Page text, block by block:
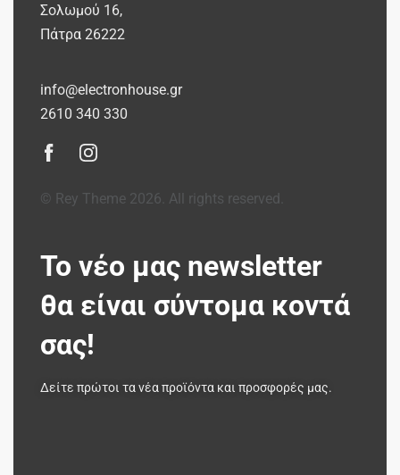
Σολωμού 16,
Πάτρα 26222
info@electronhouse.gr
2610 340 330
© Rey Theme 2026. All rights reserved.
Το νέο μας newsletter
θα είναι σύντομα κοντά
σας!
Δείτε πρώτοι τα νέα προϊόντα και προσφορές μας.